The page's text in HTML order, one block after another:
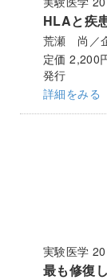
HLAと疾
荒瀬 尚／
定価 2,200
発行
詳細をみる
実験医学
最も修復